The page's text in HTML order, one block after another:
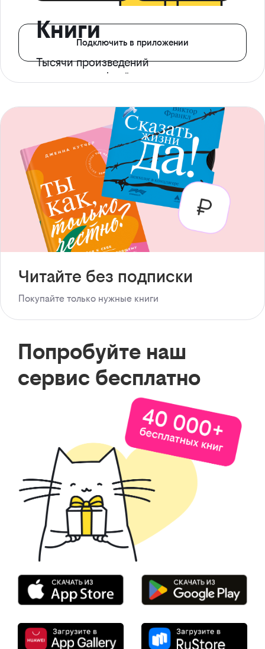
Книги
Тысячи произведений
с доступом офлайн
Подключить в приложении
Читайте без подписки
Покупайте только нужные книги
Попробуйте наш
сервис бесплатно